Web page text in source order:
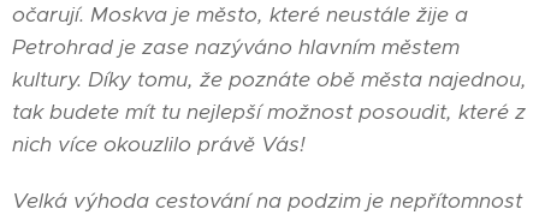
očarují. Moskva je město, které neustále žije a
Petrohrad je zase nazýváno hlavním městem
kultury. Díky tomu, že poznáte obě města najednou,
tak budete mít tu nejlepší možnost posoudit, které z
nich více okouzlilo právě Vás!
Velká výhoda cestování na podzim je nepřítomnost